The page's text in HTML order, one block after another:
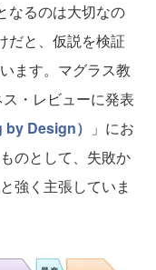
なるのは大切なの
だと、仮説を検証
ます。マグラス教
・レビューに発表
by Design）
」にお
のとして、失敗か
強く主張していま